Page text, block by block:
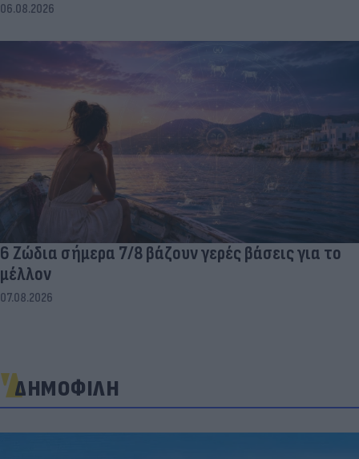
06.08.2026
6 Ζώδια σήμερα 7/8 βάζουν γερές βάσεις για το
μέλλον
07.08.2026
ΔΗΜΟΦΙΛΗ